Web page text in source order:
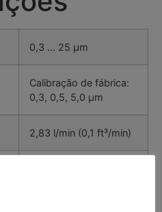
0,3 … 25 µm
Calibração de fábrica:
0,3, 0,5, 5,0 µm
2,83 l/min (0,1 ft³/min)